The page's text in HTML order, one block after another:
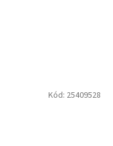
Kód: 25409528